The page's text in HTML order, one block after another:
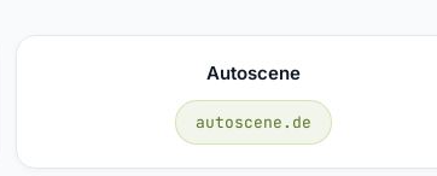
Autoscene
autoscene.de